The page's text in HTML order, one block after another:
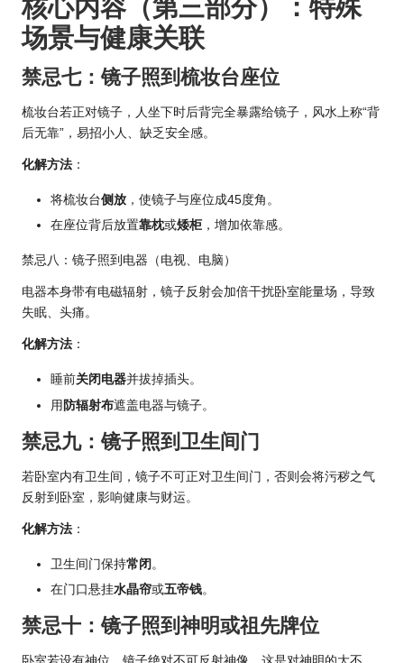
核心内容（第三部分）：特殊
场景与健康关联
禁忌七：镜子照到梳妆台座位
梳妆台若正对镜子，人坐下时后背完全暴露给镜子，风水上称“背
后无靠”，易招小人、缺乏安全感。
化解方法 ：
将梳妆台侧放 ，使镜子与座位成45度角。
在座位背后放置靠枕或矮柜 ，增加依靠感。
禁忌八：镜子照到电器（电视、电脑）
电器本身带有电磁辐射，镜子反射会加倍干扰卧室能量场，导致
失眠、头痛。
化解方法 ：
睡前关闭电器并拔掉插头。
用 防辐射布遮盖电器与镜子。
禁忌九：镜子照到卫生间门
若卧室内有卫生间，镜子不可正对卫生间门，否则会将污秽之气
反射到卧室，影响健康与财运。
化解方法 ：
卫生间门保持常闭 。
在门口悬挂水晶帘或五帝钱。
禁忌十：镜子照到神明或祖先牌位